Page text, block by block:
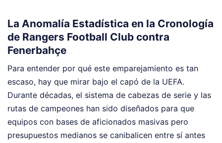
La Anomalía Estadística en la Cronología
de Rangers Football Club contra
Fenerbahçe
Para entender por qué este emparejamiento es tan
escaso, hay que mirar bajo el capó de la UEFA.
Durante décadas, el sistema de cabezas de serie y las
rutas de campeones han sido diseñados para que
equipos con bases de aficionados masivas pero
presupuestos medianos se canibalicen entre sí antes